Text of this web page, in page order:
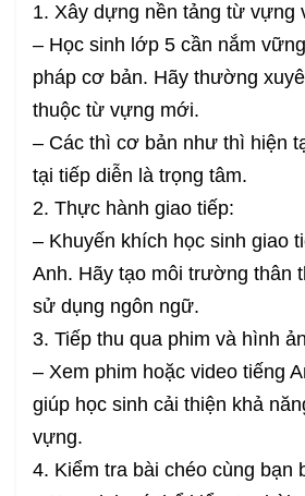
1. Xây dựng nền tảng từ vựng
– Học sinh lớp 5 cần nắm
pháp cơ bản. Hãy thường
thuộc từ vựng mới.
– Các thì cơ bản như thì hiện
tại tiếp diễn là trọng tâm.
2. Thực hành giao tiếp:
– Khuyến khích học sinh giao
Anh. Hãy tạo môi trường thân
sử dụng ngôn ngữ.
3. Tiếp thu qua phim và hình
– Xem phim hoặc video tiếng
giúp học sinh cải thiện khả
vựng.
4. Kiểm tra bài chéo cùng bạn